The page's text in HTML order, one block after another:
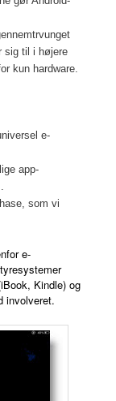
sig til i højere
kun hardware.
e-
app-
som vi
e-
Kindle) og
involveret.